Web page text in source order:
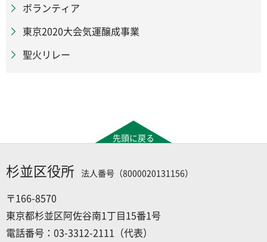
ボランティア
東京2020大会気運醸成事業
聖火リレー
先頭に戻る
杉並区役所 法人番号（8000020131156）
〒166-8570
東京都杉並区阿佐谷南1丁目15番1号
電話番号：03-3312-2111（代表）